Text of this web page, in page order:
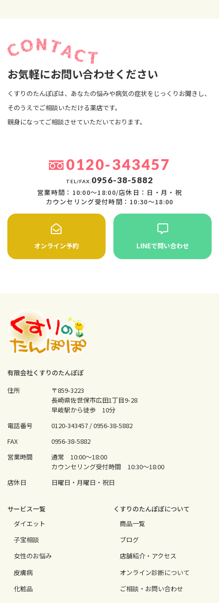
お気軽にお問い合わせください
くすりのたんぽぽは、あなたの悩みや病気の症状をじっくりお聞きし、
そのうえでご相談いただける薬店です。
親身になってご相談させていただいております。
0120-343457
TEL/FAX. 0956-38-5882
営業時間：10:00〜18:00/店休日：日・月・祝
カウンセリング受付時間：10:30〜18:00
オンライン予約 LINEで問い合わせ
有限会社くすりのたんぽぽ
住所
〒859-3223
長崎県佐世保市広田1丁目9-28
早岐駅から徒歩 10分
電話番号
0120-343457 /0956-38-5882
FAX
0956-38-5882
営業時間
通常 10:00〜18:00
カウンセリング受付時間 10:30〜18:00
店休日
日曜日・月曜日・祝日
サービス⼀覧
ダイエット
⼦宝相談
⼥性のお悩み
⽪膚病
化粧品
くすりのたんぽぽについて
商品一覧
ブログ
店舗紹介・アクセス
オンライン診断について
ご相談・お問い合わせ